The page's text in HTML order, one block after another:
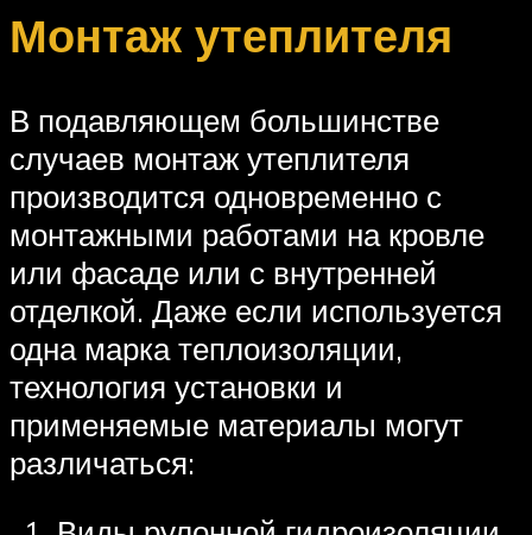
Монтаж утеплителя
В подавляющем большинстве
случаев монтаж утеплителя
производится одновременно с
монтажными работами на кровле
или фасаде или с внутренней
отделкой. Даже если используется
одна марка теплоизоляции,
технология установки и
применяемые материалы могут
различаться: